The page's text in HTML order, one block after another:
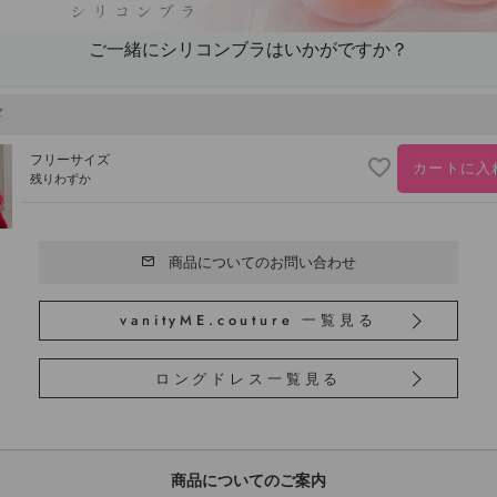
ご一緒にシリコンブラはいかがですか？
フリーサイズ
残りわずか カートに入
商品についてのお問い合わせ
vanityME.couture 一覧見る
ロングドレス一覧見る
商品についてのご案内